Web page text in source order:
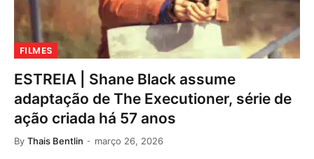
FILMES
ESTREIA | Shane Black assume
adaptação de The Executioner, série de
ação criada há 57 anos
By Thais Bentlin março 26, 2026